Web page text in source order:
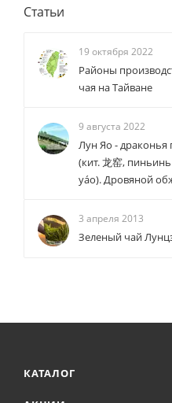
Статьи
19 октября 2022
Районы
чая на Тайване
9 августа 2022
Лун Яо - драконья
(кит. 龙窑,
yáo). Дровяной
3 апреля 2013
Зеленый чай
КАТАЛОГ